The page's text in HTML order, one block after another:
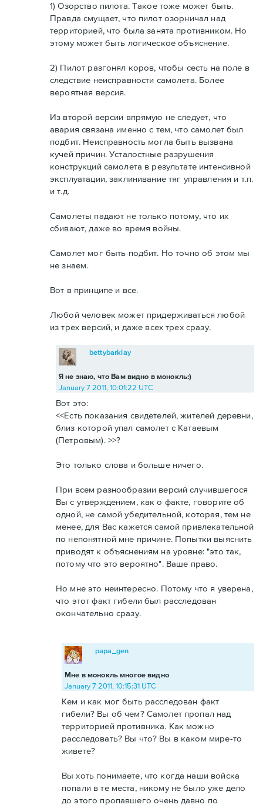
1) Озорство пилота. Такое тоже может быть.
Правда смущает, что пилот озорничал над
территорией, что была занята противником. Но
этому может быть логическое объяснение.
2) Пилот разгонял коров, чтобы сесть на поле в
следствие неисправности самолета. Более
вероятная версия.
Из второй версии впрямую не следует, что
авария связана именно с тем, что самолет был
подбит. Неисправность могла быть вызвана
кучей причин. Усталостные разрушения
конструкций самолета в результате интенсивной
эксплуатации, заклинивание тяг управления и т.п.
и т.д.
Самолеты падают не только потому, что их
сбивают, даже во время войны.
Самолет мог быть подбит. Но точно об этом мы
не знаем.
Вот в принципе и все.
Любой человек может придерживаться любой
из трех версий, и даже всех трех сразу.
Я не знаю, что Вам видно в монокль:)
bettybarklay
January 7 2011, 10:01:22 UTC
Вот это:
<<Есть показания свидетелей, жителей деревни,
близ которой упал самолет с Катаевым
(Петровым). >>?
Это только слова и больше ничего.
При всем разнообразии версий случившегося
Вы с утверждением, как о факте, говорите об
одной, не самой убедительной, которая, тем не
менее, для Вас кажется самой привлекательной
по непонятной мне причине. Попытки выяснить
приводят к объяснениям на уровне: "это так,
потому что это вероятно". Ваше право.
Но мне это неинтересно. Потому что я уверена,
что этот факт гибели был расследован
окончательно сразу.
Мне в монокль многое видно
papa_gen
January 7 2011, 10:15:31 UTC
Кем и как мог быть расследован факт
гибели? Вы об чем? Самолет пропал над
территорией противника. Как можно
расследовать? Вы что? Вы в каком мире-то
живете?
Вы хоть понимаете, что когда наши войска
попали в те места, никому не было уже дело
до этого пропавшего очень давно по